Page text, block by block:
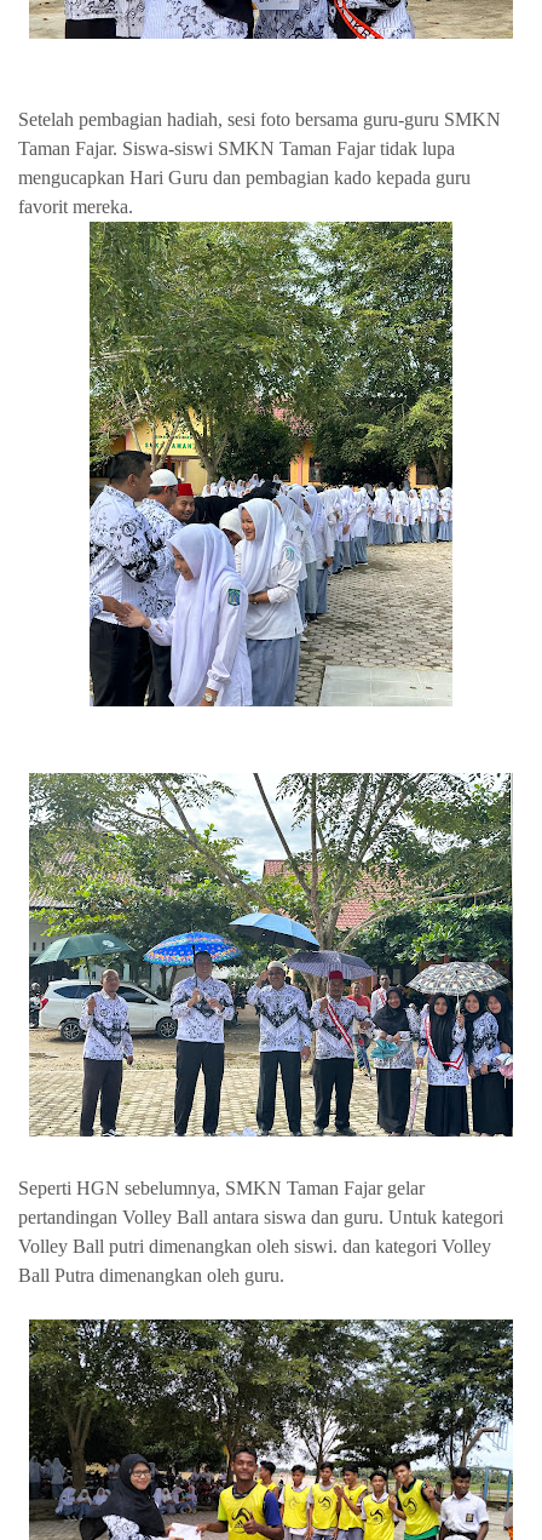
Setelah pembagian hadiah, sesi foto bersama guru-guru SMKN
Taman Fajar. Siswa-siswi SMKN Taman Fajar tidak lupa
mengucapkan Hari Guru dan pembagian kado kepada guru
favorit mereka.
Seperti HGN sebelumnya, SMKN Taman Fajar gelar
pertandingan Volley Ball antara siswa dan guru. Untuk kategori
Volley Ball putri dimenangkan oleh siswi. dan kategori Volley
Ball Putra dimenangkan oleh guru.